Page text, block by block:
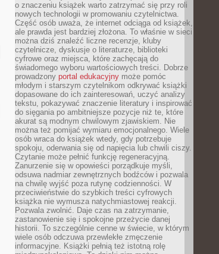
o znaczeniu książek warto zatrzymać się przy roli
nowych technologii w promowaniu czytelnictwa.
Część osób uważa, że internet odciąga od książek,
ale prawda jest bardziej złożona. To właśnie w sieci
można dziś znaleźć liczne recenzje, kluby
czytelnicze, dyskusje o literaturze, biblioteki
cyfrowe oraz miejsca, które zachęcają do
świadomego wyboru wartościowych treści. Dobrze
prowadzony portal edukacyjny może pomóc
młodym i starszym czytelnikom odkrywać książki
dopasowane do ich zainteresowań, uczyć analizy
tekstu, pokazywać znaczenie literatury i inspirować
do sięgania po ambitniejsze pozycje niż te, które
akurat są modnym chwilowym zjawiskiem. Nie
można też pomijać wymiaru emocjonalnego. Wiele
osób wraca do książek wtedy, gdy potrzebuje
spokoju, oderwania się od napięcia lub chwili ciszy.
Czytanie może pełnić funkcję regeneracyjną.
Zanurzenie się w opowieści porządkuje myśli,
odsuwa nadmiar zewnętrznych bodźców i pozwala
na chwilę wyjść poza rutynę codzienności. W
przeciwieństwie do szybkich treści cyfrowych
książka nie wymusza natychmiastowej reakcji.
Pozwala zwolnić. Daje czas na zatrzymanie,
zastanowienie się i spokojne przeżycie danej
historii. To szczególnie cenne w świecie, w którym
wiele osób odczuwa przewlekłe zmęczenie
informacyjne. Książki pełnią też istotną rolę